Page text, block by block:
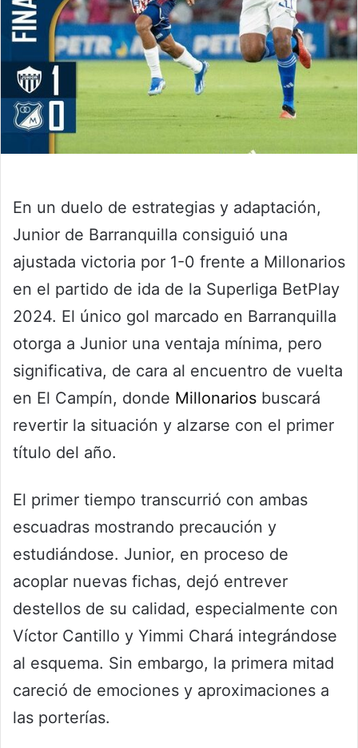
En un duelo de estrategias y adaptación,
Junior de Barranquilla consiguió una
ajustada victoria por 1-0 frente a Millonarios
en el partido de ida de la Superliga BetPlay
2024. El único gol marcado en Barranquilla
otorga a Junior una ventaja mínima, pero
significativa, de cara al encuentro de vuelta
en El Campín, donde Millonarios buscará
revertir la situación y alzarse con el primer
título del año.
El primer tiempo transcurrió con ambas
escuadras mostrando precaución y
estudiándose. Junior, en proceso de
acoplar nuevas fichas, dejó entrever
destellos de su calidad, especialmente con
Víctor Cantillo y Yimmi Chará integrándose
al esquema. Sin embargo, la primera mitad
careció de emociones y aproximaciones a
las porterías.